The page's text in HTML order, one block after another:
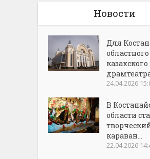
Новости
Для
областного
казахского
24.04.2026
В
области
караван...
22.04.2026